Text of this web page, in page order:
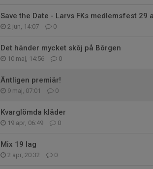
Save the Date - Larvs FKs medlemsfest 29
2 jun, 14:07 0
Det händer mycket skôj på Bôrgen
10 maj, 14:56 0
Äntligen premiär!
9 maj, 07:01 0
Kvarglömda kläder
19 apr, 06:49 0
Mix 19 lag
2 apr, 20:32 0